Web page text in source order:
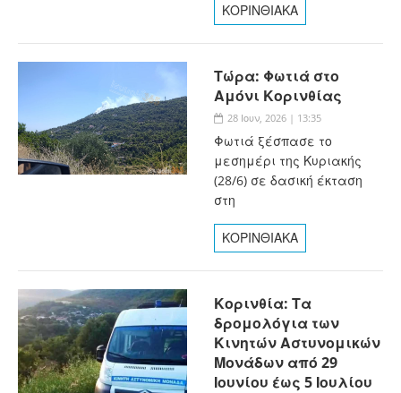
ΚΟΡΙΝΘΙΑΚΑ
Τώρα: Φωτιά στο
Αμόνι Κορινθίας
28 Ιουν, 2026 | 13:35
Φωτιά ξέσπασε το
μεσημέρι της Κυριακής
(28/6) σε δασική έκταση
στη
ΚΟΡΙΝΘΙΑΚΑ
Κορινθία: Τα
δρομολόγια των
Κινητών Αστυνομικών
Μονάδων από 29
Ιουνίου έως 5 Ιουλίου